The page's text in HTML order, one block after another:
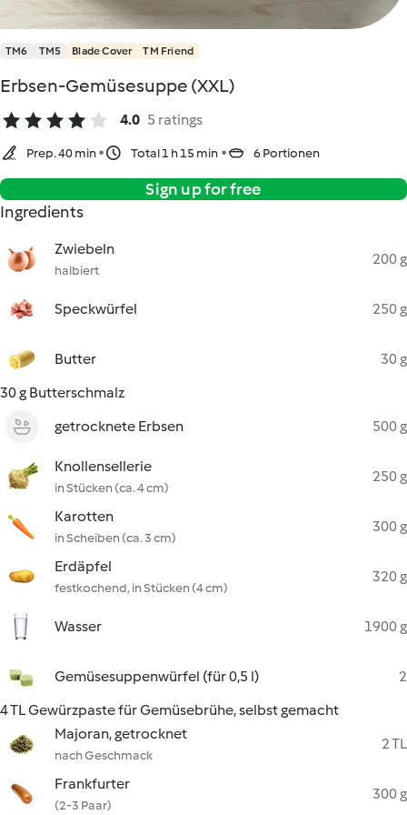
TM6 TM5 Blade Cover TM Friend
Erbsen-Gemüsesuppe (XXL)
4.0 5 ratings
Prep. 40 min Total 1 h 15 min 6 Portionen
Sign up for free
Ingredients
Zwiebeln
halbiert
200 g
Speckwürfel 250 g
Butter
30 g
30 g Butterschmalz
getrocknete Erbsen
500 g
Knollensellerie
in Stücken (ca. 4 cm)
250 g
Karotten
in Scheiben (ca. 3 cm)
300 g
Erdäpfel
festkochend, in Stücken (4 cm)
320 g
Wasser 1900 g
Gemüsesuppenwürfel (für 0,5 l)
2
4 TL Gewürzpaste für Gemüsebrühe, selbst gemacht
Majoran, getrocknet
nach Geschmack
2 TL
Frankfurter
(2-3 Paar)
300 g